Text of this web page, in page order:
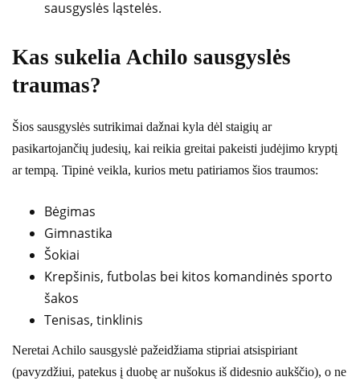
sausgyslės ląstelės.
Kas sukelia Achilo sausgyslės
traumas?
Šios sausgyslės sutrikimai dažnai kyla dėl staigių ar
pasikartojančių judesių, kai reikia greitai pakeisti judėjimo kryptį
ar tempą. Tipinė veikla, kurios metu patiriamos šios traumos:
Bėgimas
Gimnastika
Šokiai
Krepšinis, futbolas bei kitos komandinės sporto
šakos
Tenisas, tinklinis
Neretai Achilo sausgyslė pažeidžiama stipriai atsispiriant
(pavyzdžiui, patekus į duobę ar nušokus iš didesnio aukščio), o ne